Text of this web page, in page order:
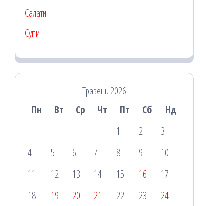
Салати
Супи
Травень 2026
Пн
Вт Ср Чт Пт Сб
Нд
1
2
3
4
5 6 7 8 9
10
11
12 13 14 15 16
17
18
19 20 21 22 23
24